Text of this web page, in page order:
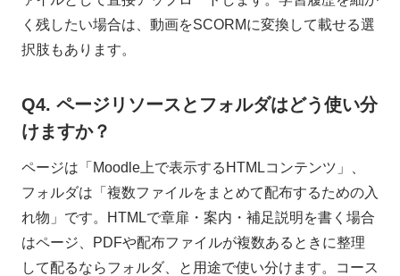
く残したい場合は、動画をSCORMに変換して載せる選
択肢もあります。
Q4. ページリソースとフォルダはどう使い分
けますか？
ページは「Moodle上で表示するHTMLコンテンツ」、
フォルダは「複数ファイルをまとめて配布するための入
れ物」です。HTMLで章扉・案内・補足説明を書く場合
はページ、PDFや配布ファイルが複数あるときに整理
して配るならフォルダ、と用途で使い分けます。コース